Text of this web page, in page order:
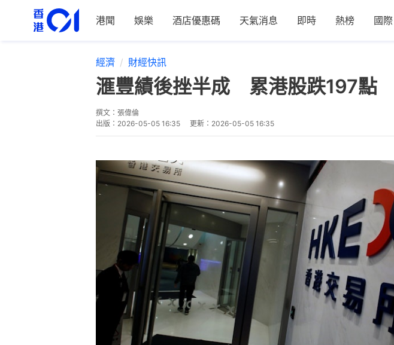
港聞 娛樂 酒店優惠碼 天氣消息 即時 熱榜 國際
經濟 財經快訊
滙豐績後挫半成 累港股跌197點
撰文： 張偉倫
出版： 2026-05-05 16:35 更新： 2026-05-05 16:35